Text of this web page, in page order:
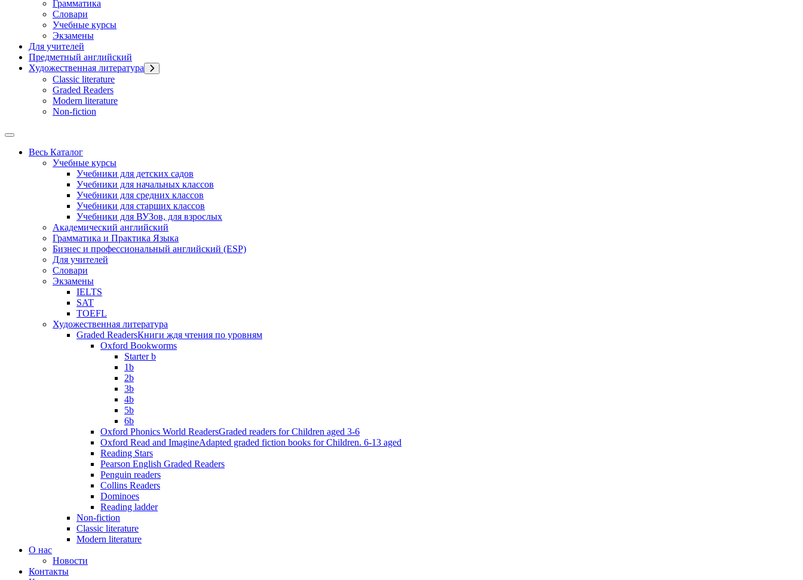
Грамматика
Словари
Учебные курсы
Экзамены
Для учителей
Предметный английский
Художественная литература
Classic literature
Graded Readers
Modern literature
Non-fiction
Весь Каталог
Учебные курсы
Учебники для детских садов
Учебники для начальных классов
Учебники для средних классов
Учебники для старших классов
Учебники для ВУЗов, для взрослых
Академический английский
Грамматика и Практика Языка
Бизнес и профессиональный английский (ESP)
Для учителей
Словари
Экзамены
IELTS
SAT
TOEFL
Художественная литература
Graded ReadersКниги ждя чтения по уровням
Oxford Bookworms
Starter b
1b
2b
3b
4b
5b
6b
Oxford Phonics World ReadersGraded readers for Children aged 3-6
Oxford Read and ImagineAdapted graded fiction books for Children. 6-13 aged
Reading Stars
Pearson English Graded Readers
Penguin readers
Collins Readers
Dominoes
Reading ladder
Non-fiction
Classic literature
Modern literature
О нас
Новости
Контакты